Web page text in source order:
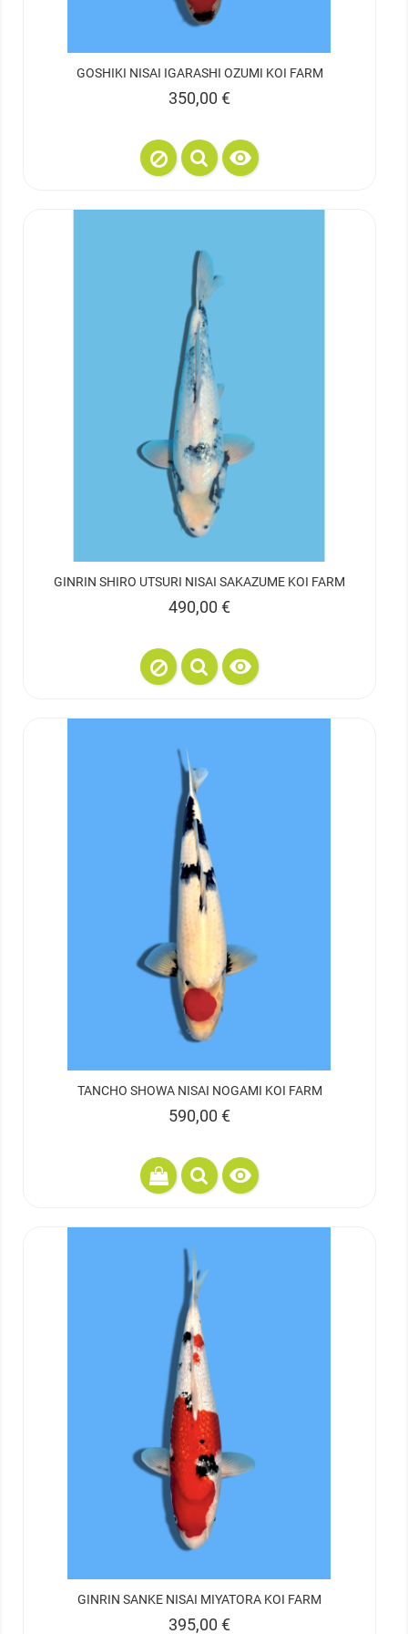
GOSHIKI NISAI IGARASHI OZUMI KOI FARM
Prix
350,00 €

GINRIN SHIRO UTSURI NISAI SAKAZUME KOI FARM
Prix
490,00 €

TANCHO SHOWA NISAI NOGAMI KOI FARM
Prix
590,00 €

GINRIN SANKE NISAI MIYATORA KOI FARM
Prix
395,00 €